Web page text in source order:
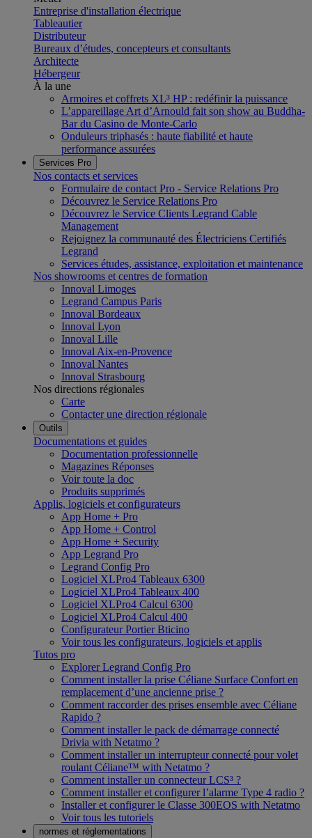
Entreprise d'installation électrique
Tableautier
Distributeur
Bureaux d’études, concepteurs et consultants
Architecte
Hébergeur
À la une
Armoires et coffrets XL³ HP : redéfinir la puissance
L’appareillage Art d’Arnould fait son show au Buddha-
Bar du Casino de Monte-Carlo
Onduleurs triphasés : haute fiabilité et haute
performance assurées
Services Pro
Nos contacts et services
Formulaire de contact Pro - Service Relations Pro
Découvrez le Service Relations Pro
Découvrez le Service Clients Legrand Cable
Management
Rejoignez la communauté des Électriciens Certifiés
Legrand
Services études, assistance, exploitation et maintenance
Nos showrooms et centres de formation
Innoval Limoges
Legrand Campus Paris
Innoval Bordeaux
Innoval Lyon
Innoval Lille
Innoval Aix-en-Provence
Innoval Nantes
Innoval Strasbourg
Nos directions régionales
Carte
Contacter une direction régionale
Outils
Documentations et guides
Documentation professionnelle
Magazines Réponses
Voir toute la doc
Produits supprimés
Applis, logiciels et configurateurs
App Home + Pro
App Home + Control
App Home + Security
App Legrand Pro
Legrand Config Pro
Logiciel XLPro4 Tableaux 6300
Logiciel XLPro4 Tableaux 400
Logiciel XLPro4 Calcul 6300
Logiciel XLPro4 Calcul 400
Configurateur Portier Bticino
Voir tous les configurateurs, logiciels et applis
Tutos pro
Explorer Legrand Config Pro
Comment installer la prise Céliane Surface Confort en
remplacement d’une ancienne prise ?
Comment raccorder des prises ensemble avec Céliane
Rapido ?
Comment installer le pack de démarrage connecté
Drivia with Netatmo ?
Comment installer un interrupteur connecté pour volet
roulant Céliane™ with Netatmo ?
Comment installer un connecteur LCS³ ?
Comment installer et configurer l’alarme Type 4 radio ?
Installer et configurer le Classe 300EOS with Netatmo
Voir tous les tutoriels
normes et réglementations